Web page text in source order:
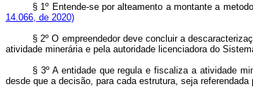
§ 1º Entende-se por alteamento a montante a
14.066, de 2020)
§ 2º O empreendedor deve concluir a
atividade minerária e pela autoridade licenciadora do
§ 3º A entidade que regula e fiscaliza a atividade
desde que a decisão, para cada estrutura, seja